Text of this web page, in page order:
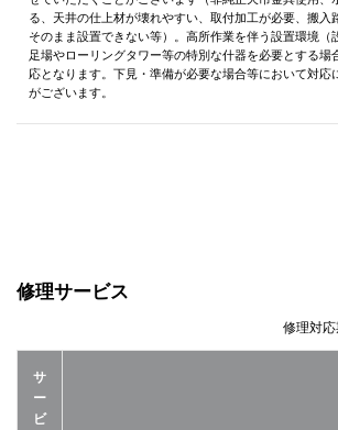
る、天井の仕上材が壊れやすい、取付加工が必要、搬入
そのまま設置できない等）。高所作業を伴う設置環境（
足場やローリングタワー等の特別な什器を必要とする場
応となります。下見・準備が必要な場合等において対応
がございます。
修理サービス
修理対応
サ
ー
ビ